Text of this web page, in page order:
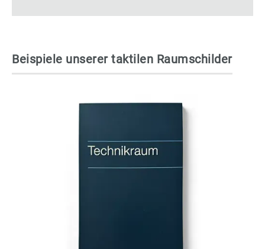
Beispiele unserer taktilen Raumschilder